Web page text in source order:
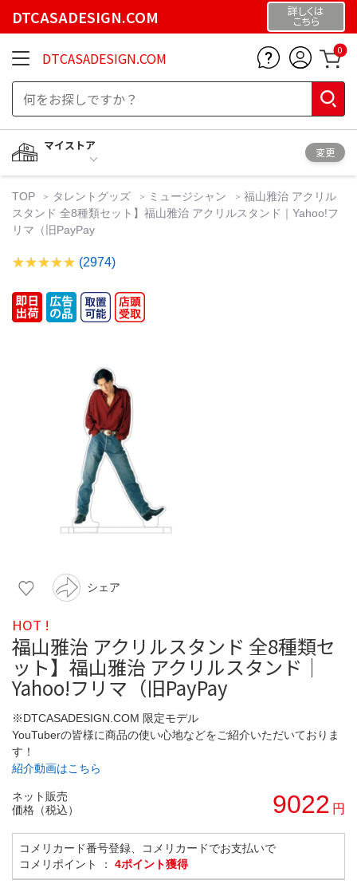
DTCASADESIGN.COM 詳しくは
こちら
DTCASADESIGN.COM 0
マイストア
変更
TOP タレントグッズ ミュージシャン
福山雅治 アクリル
スタンド 全8種類セット】福山雅治 アクリルスタンド｜Yahoo!フ
リマ（旧PayPay
(2974)
シェア
HOT !
福山雅治 アクリルスタンド 全8種類セ
ット】福山雅治 アクリルスタンド｜
Yahoo!フリマ（旧PayPay
※DTCASADESIGN.COM 限定モデル
YouTuberの皆様に商品の使い心地などをご紹介いただいておりま
す！
紹介動画はこちら
ネット販売
価格（税込）
9022 円
コメリカード番号登録、コメリカードでお支払いで
コメリポイント ： 4ポイント獲得